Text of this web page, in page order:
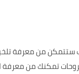
من معرفة
تمكنك من معرفة